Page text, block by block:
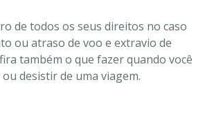
de todos os seus direitos no caso
ou atraso de voo e extravio de
também o que fazer quando você
desistir de uma viagem.